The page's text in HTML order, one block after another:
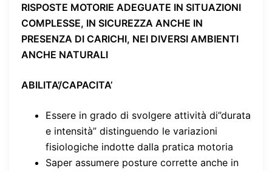
RISPOSTE MOTORIE ADEGUATE IN SITUAZIONI
COMPLESSE, IN SICUREZZA ANCHE IN
PRESENZA DI CARICHI, NEI DIVERSI AMBIENTI
ANCHE NATURALI
ABILITA’/CAPACITA’
Essere in grado di svolgere attività di”durata
e intensità” distinguendo le variazioni
fisiologiche indotte dalla pratica motoria
Saper assumere posture corrette anche in